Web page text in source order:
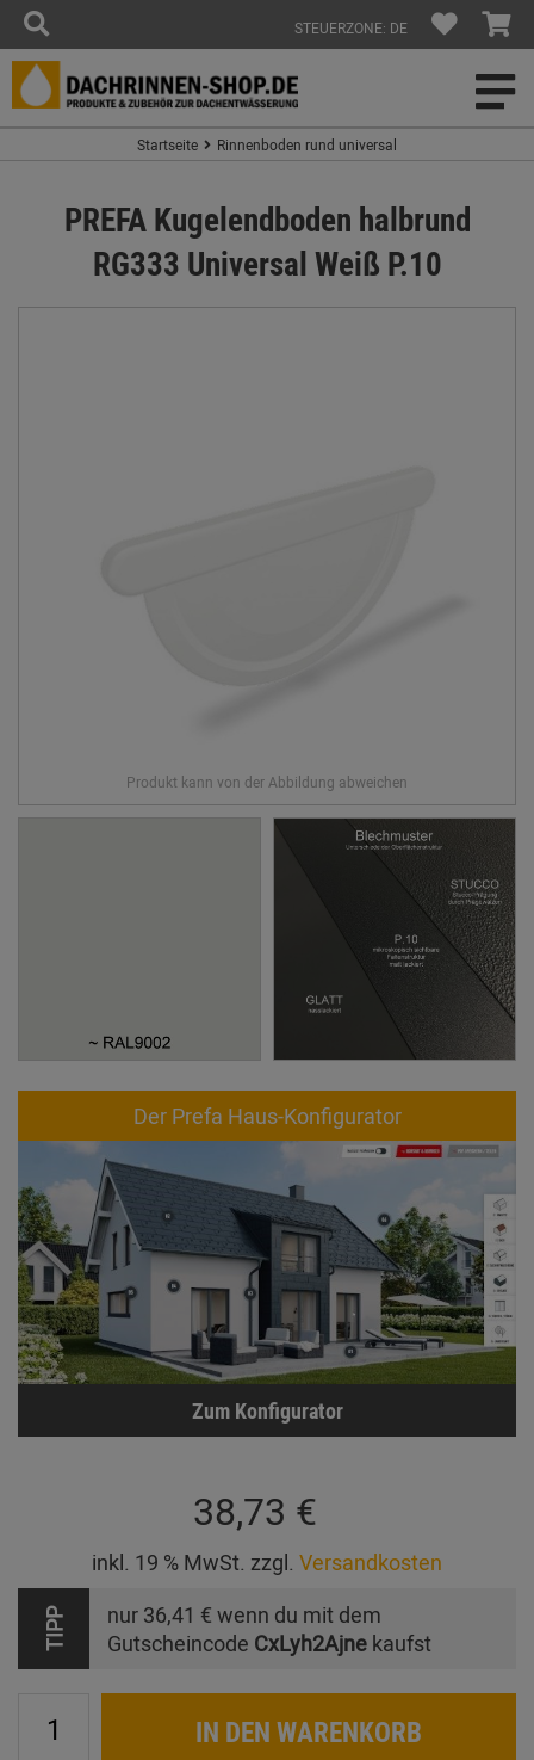
STEUERZONE: DE
Startseite Rinnenboden rund universal
PREFA Kugelendboden halbrund
RG333 Universal Weiß P.10
Der Prefa Haus-Konfigurator
Zum Konfigurator
38,73 €
inkl. 19 % MwSt. zzgl. Versandkosten
TIPP nur 36,41 € wenn du mit dem
Gutscheincode CxLyh2Ajne kaufst
IN DEN WARENKORB